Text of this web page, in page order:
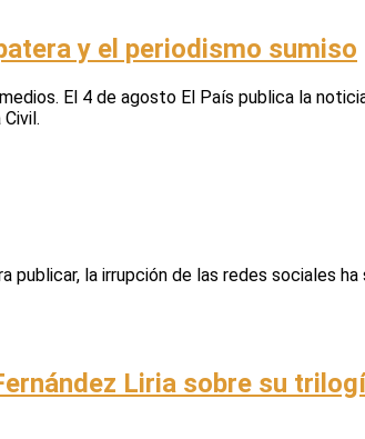
y el periodismo sumiso
El 4 de agosto El País publica la
la irrupción de las redes sociales
Liria sobre su